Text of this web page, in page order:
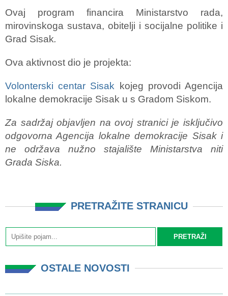
Ovaj program financira Ministarstvo rada,
mirovinskoga sustava, obitelji i socijalne politike i
Grad Sisak.
Ova aktivnost dio je projekta:
Volonterski centar Sisak kojeg provodi Agencija
lokalne demokracije Sisak u s Gradom Siskom.
Za sadržaj objavljen na ovoj stranici je isključivo
odgovorna Agencija lokalne demokracije Sisak i
ne održava nužno stajalište Ministarstva niti
Grada Siska.
PRETRAŽITE STRANICU
OSTALE NOVOSTI